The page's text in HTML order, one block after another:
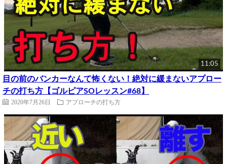
11:05
目の前のバンカーなんて怖くない！絶対に緩まないアプロー
チの打ち方【ゴルピアSOレッスン#68】
2020年7月26日 アプローチの打ち方